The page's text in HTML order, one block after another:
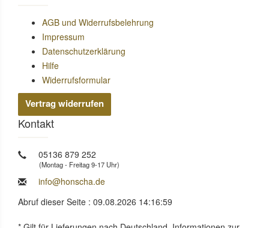
AGB und Widerrufsbelehrung
Impressum
Datenschutzerklärung
Hilfe
Widerrufsformular
Vertrag widerrufen
Kontakt
05136 879 252
(Montag - Freitag 9-17 Uhr)
info@honscha.de
Abruf dieser Seite : 09.08.2026 14:16:59